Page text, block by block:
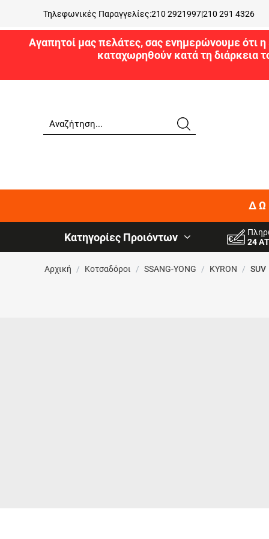
Τηλεφωνικές Παραγγελίες:210 2921997|210 291 4326
Αγαπητοί μας πελάτες, σας ενημερώνουμε ότι
καταχωρηθούν κατά τη διάρκεια
Κατηγορίες Προιόντων
24
Αρχική / Κοτσαδόροι / SSANG-YONG / KYRON / SUV